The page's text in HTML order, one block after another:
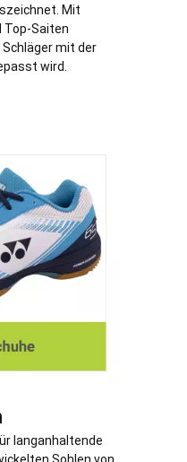
Mit
Top-Saiten
mit der
wird.
langanhaltende